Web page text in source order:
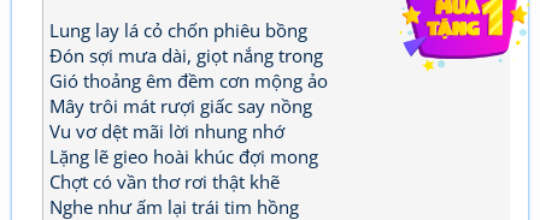
Lung lay lá cỏ chốn phiêu bồng
Đón sợi mưa dài, giọt nắng trong
Gió thoảng êm đềm cơn mộng ảo
Mây trôi mát rượi giấc say nồng
Vu vơ dệt mãi lời nhung nhớ
Lặng lẽ gieo hoài khúc đợi mong
Chợt có vần thơ rơi thật khẽ
Nghe như ấm lại trái tim hồng